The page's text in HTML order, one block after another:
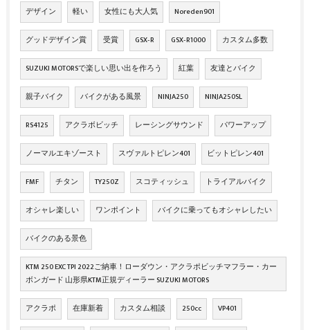
デザイン 軽い 女性にも大人気 Noreden901
グッドデザイン賞 受賞 GSX‐R GSX‐R1000 カスタム多数
SUZUKI MOTORSで楽しい思い出を作ろう 紅葉 友達とバイク
親子バイク バイクがある風景 NINJA250 NINJA250SL
RS4125 アクラボビッチ レーシングサウンド パワーアップ
ノーマルエキゾースト スヴァルトピレン401 ビットピレン401
FMF チタン TY250Z スコティッシュ トライアルバイク
オシャレ楽しい ワンポイント バイクに乗ってもオシャレしたい
バイクのある景色
KTM 250 EXC TPI 2022ご納車！ローダウン・アクラポビッチマフラー・カー
ボンガード 山形県KTM正規ディーラー SUZUKI MOTORS
アクラポ 在庫新着 カスタム相談 250cc VP401